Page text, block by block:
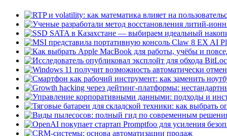
домашних
Pamela for SkypePamela
Speccy PortableSpeccy
вариант популярного
пользователям